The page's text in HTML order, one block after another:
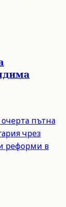
пътна
чрез
реформи в